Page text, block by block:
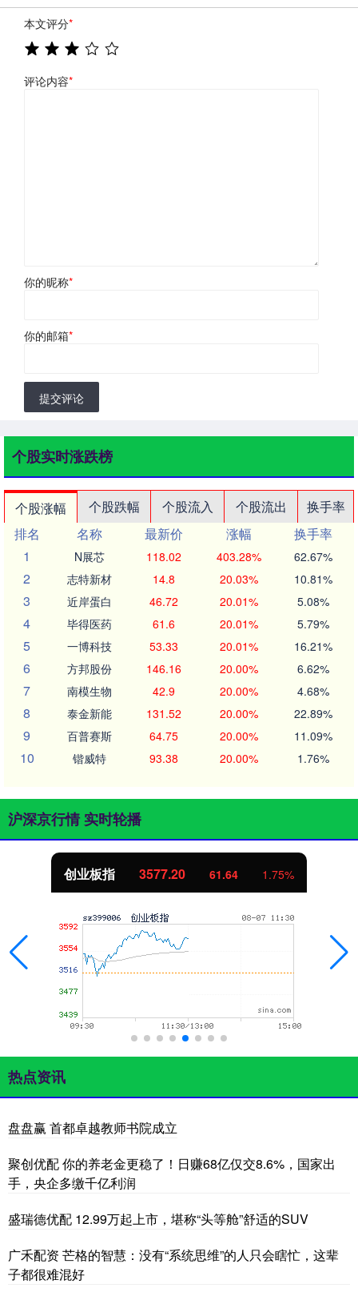
本文评分*
评论内容*
你的昵称*
你的邮箱*
提交评论
个股实时涨跌榜
个股涨幅 个股跌幅 个股流入 个股流出
换手率
排名
名称 最新价 涨幅
换手率
1
N展芯 118.02 403.28% 62.67%
2 志特新材 14.8 20.03% 10.81%
3 近岸蛋白 46.72 20.01% 5.08%
4 毕得医药 61.6 20.01% 5.79%
5 一博科技 53.33 20.01% 16.21%
6 方邦股份 146.16 20.00% 6.62%
7 南模生物 42.9 20.00% 4.68%
8 泰金新能 131.52 20.00% 22.89%
9 百普赛斯 64.75 20.00% 11.09%
10 锴威特 93.38 20.00% 1.76%
沪深京行情 实时轮播
创业板指 3577.20 61.64 1.75%
热点资讯
盘盘赢 首都卓越教师书院成立
聚创优配 你的养老金更稳了！日赚68亿仅交8.6%，国家出
手，央企多缴千亿利润
盛瑞德优配 12.99万起上市，堪称“头等舱”舒适的SUV
广禾配资 芒格的智慧：没有“系统思维”的人只会瞎忙，这辈
子都很难混好